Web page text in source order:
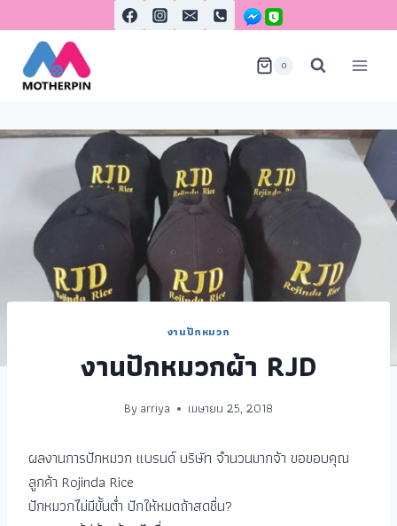
0
งานปักหมวก
งานปักหมวกผ้า RJD
Byarriya เมษายน 25, 2018
ผลงานการปักหมวก แบรนด์ บริษัท จำนวนมากจ้า ขอขอบคุณ
ลูกค้า Rojinda Rice
ปักหมวกไม่มีขั้นต่ำ ปักให้หมดถ้าสดชื่น?